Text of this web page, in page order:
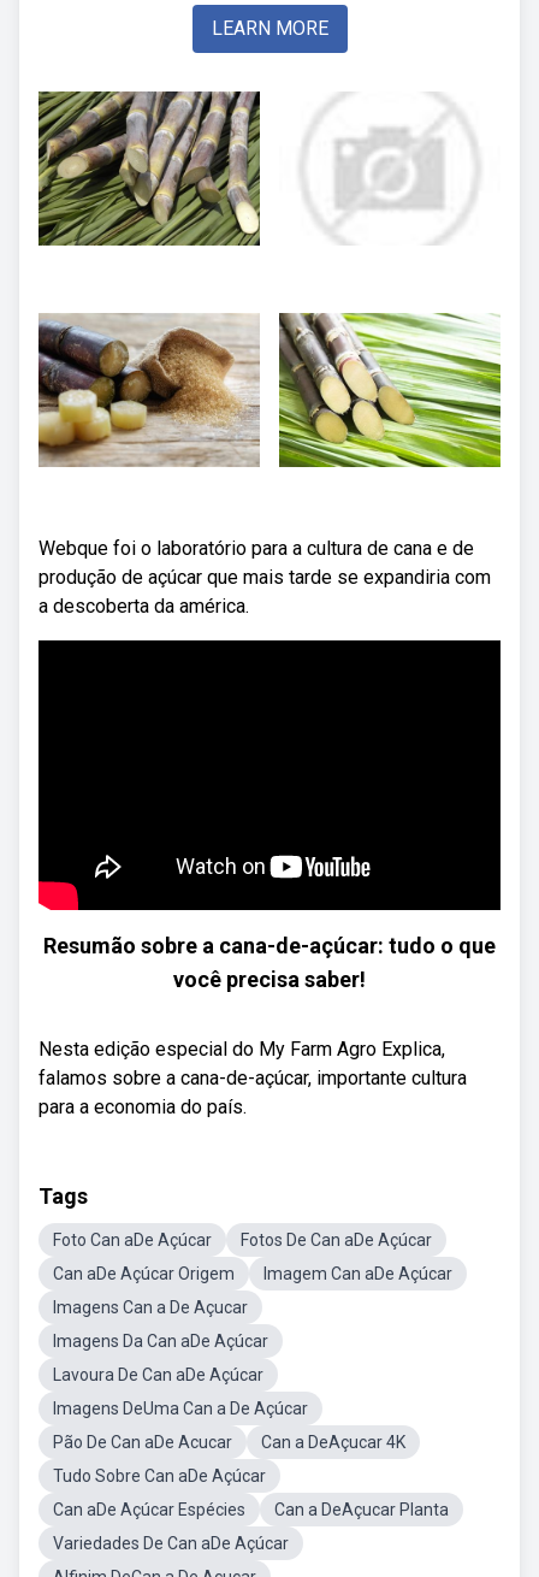
LEARN MORE
Webque foi o laboratório para a cultura de cana e de
produção de açúcar que mais tarde se expandiria com
a descoberta da américa.
Resumão sobre a cana-de-açúcar: tudo o que
você precisa saber!
Nesta edição especial do My Farm Agro Explica,
falamos sobre a cana-de-açúcar, importante cultura
para a economia do país.
Tags
Foto Can aDe Açúcar
Fotos De Can aDe Açúcar
Can aDe Açúcar Origem
Imagem Can aDe Açúcar
Imagens Can a De Açucar
Imagens Da Can aDe Açúcar
Lavoura De Can aDe Açúcar
Imagens DeUma Can a De Açúcar
Pão De Can aDe Acucar
Can a DeAçucar 4K
Tudo Sobre Can aDe Açúcar
Can aDe Açúcar Espécies
Can a DeAçucar Planta
Variedades De Can aDe Açúcar